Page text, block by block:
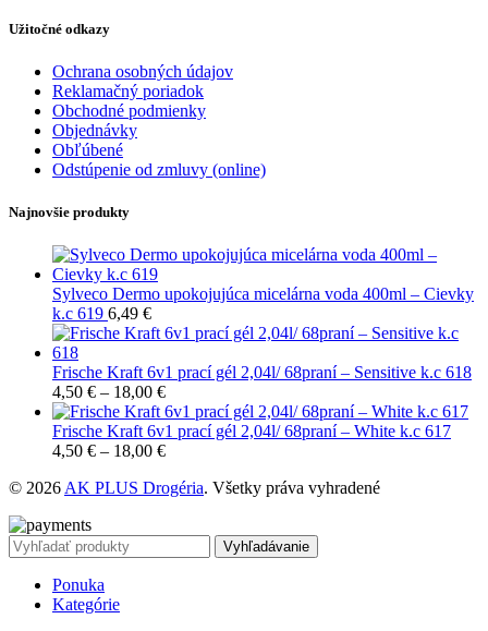
Užitočné odkazy
Ochrana osobných údajov
Reklamačný poriadok
Obchodné podmienky
Objednávky
Obľúbené
Odstúpenie od zmluvy (online)
Najnovšie produkty
Sylveco Dermo upokojujúca micelárna voda 400ml – Cievky
k.c 619 6,49 €
Frische Kraft 6v1 prací gél 2,04l/ 68praní – Sensitive k.c 618
4,50 € – 18,00 €
Frische Kraft 6v1 prací gél 2,04l/ 68praní – White k.c 617
4,50 € – 18,00 €
© 2026 AK PLUS Drogéria. Všetky práva vyhradené
Vyhľadávanie
Ponuka
Kategórie